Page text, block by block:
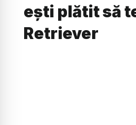
ești plătit să
Retriever